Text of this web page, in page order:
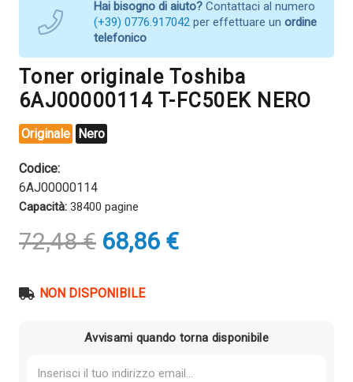
Hai bisogno di aiuto? Contattaci al numero
(+39) 0776.917042 per effettuare un ordine
telefonico
Toner originale Toshiba
6AJ00000114 T-FC50EK NERO
Originale Nero
Codice:
6AJ00000114
Capacità: 38400 pagine
72,48€ Il
prezzo
era:
68,86 €Il
prezzo
NON DISPONIBILE
Avvisami quando torna disponibile